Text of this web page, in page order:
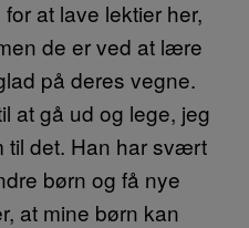
at lave lektier her,
de er ved at lære
på deres vegne.
at gå ud og lege, jeg
til det. Han har svært
børn og få nye
at mine børn kan